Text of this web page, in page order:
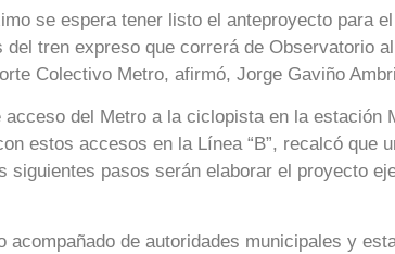
se espera tener listo el anteproyecto para
tren expreso que correrá de Observatorio
Colectivo Metro, afirmó, Jorge Gaviño
acceso del Metro a la ciclopista en la estación
estos accesos en la Línea “B”, recalcó que
siguientes pasos serán elaborar el proyecto
acompañado de autoridades municipales y